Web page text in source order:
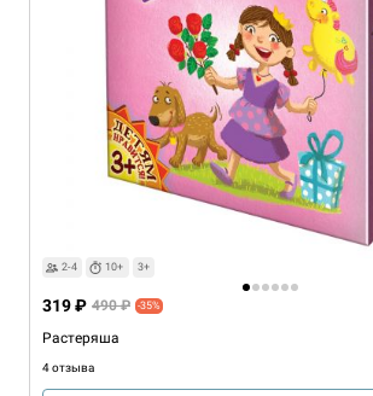
2-4 10+ 3+
Растеряша
4 отзыва
319 ₽ 490 ₽ -35%